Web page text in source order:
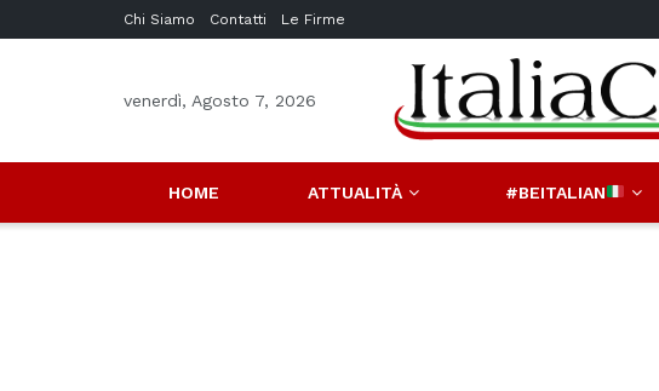
Chi Siamo Contatti Le Firme
venerdì, Agosto 7, 2026
HOME ATTUALITÀ #BEITALIAN